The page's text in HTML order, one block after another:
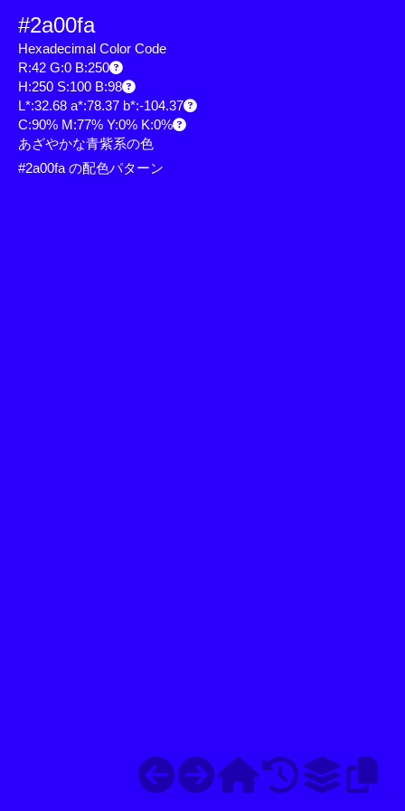
#2a00fa
Hexadecimal Color Code
R:42 G:0 B:250
H:250 S:100 B:98
L*:32.68 a*:78.37 b*:-104.37
C:90% M:77% Y:0% K:0%
あざやかな青紫系の色
#2a00fa の配色パターン